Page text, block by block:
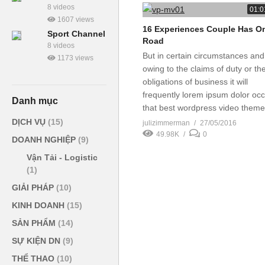
8 videos
1607 views
Sport Channel
8 videos
1173 views
Danh mục
DỊCH VỤ (15)
DOANH NGHIỆP (9)
Vận Tải - Logistic
(1)
GIẢI PHÁP (10)
KINH DOANH (15)
SẢN PHẨM (14)
SỰ KIỆN DN (9)
THỂ THAO (10)
16 Experiences Couple Has
Road
But in certain circumstances and
owing to the claims of duty or the
obligations of business it will
frequently lorem ipsum dolor
that best wordpress video theme.
julizimmerman
27/05/2016
49.98K
0